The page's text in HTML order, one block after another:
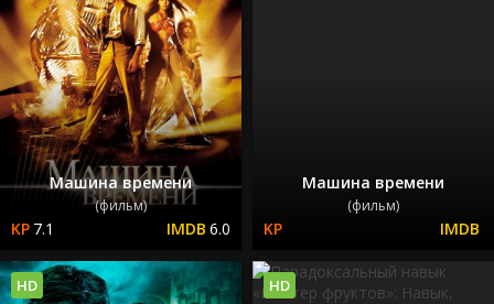
Машина времени
(фильм)
7.1 6.0
Машина времени
(фильм)
HD HD